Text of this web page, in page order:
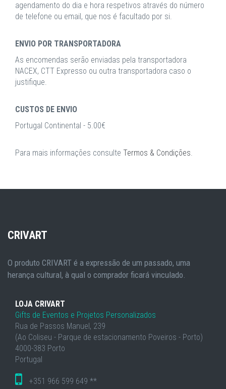
agendamento do dia e hora respetivos através do número
de telefone ou email, que nos é facultado por si.
ENVIO POR TRANSPORTADORA
As encomendas serão enviadas pela transportadora
NACEX, CTT Expresso ou outra transportadora caso o
justifique.
CUSTOS DE ENVIO
Portugal Continental - 5.00€
Para mais informações consulte Termos & Condições.
CRIVART
O produto CRIVART é a expressão de um passado, uma
herança cultural, à qual o comprador ficará vinculado.
LOJA CRIVART
Gifts de Eventos e Projetos Personalizados
Rua de Passos Manuel, 239
(Ao Coliseu - Parque de estacionamento Poveiros - Porto)
4000-383 Porto
Portugal
+351 966 599 649 **